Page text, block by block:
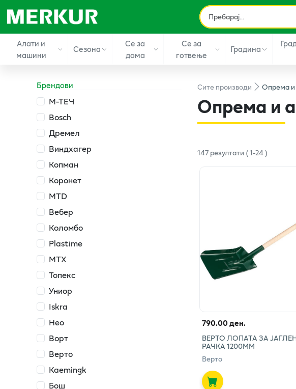
Алати и
машини
Сезона
Се за
дома
Се за
готвење
Градина
Брендови
М-ТЕЧ
Bosch
Дремел
Виндхагер
Копман
Коронет
MTD
Вебер
Коломбо
Plastime
МТХ
Топекс
Униор
Iskra
Нео
Ворт
Верто
Kaemingk
Бош
Ситепроизводи Опрема и
Опрема и
147резултати (1-24)
790.00 ден.
ВЕРТО ЛОПАТА ЗА
РАЧКА 1200ММ
Верто